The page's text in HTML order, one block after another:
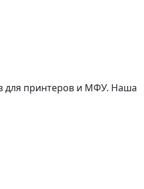
для принтеров и МФУ. Наша